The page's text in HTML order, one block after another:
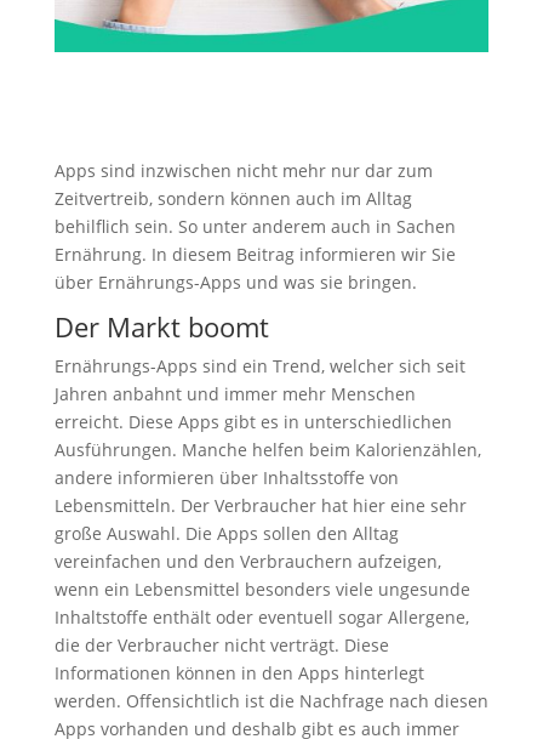
Apps sind inzwischen nicht mehr nur dar zum
Zeitvertreib, sondern können auch im Alltag
behilflich sein. So unter anderem auch in Sachen
Ernährung. In diesem Beitrag informieren wir Sie
über Ernährungs-Apps und was sie bringen.
Der Markt boomt
Ernährungs-Apps sind ein Trend, welcher sich seit
Jahren anbahnt und immer mehr Menschen
erreicht. Diese Apps gibt es in unterschiedlichen
Ausführungen. Manche helfen beim Kalorienzählen,
andere informieren über Inhaltsstoffe von
Lebensmitteln. Der Verbraucher hat hier eine sehr
große Auswahl. Die Apps sollen den Alltag
vereinfachen und den Verbrauchern aufzeigen,
wenn ein Lebensmittel besonders viele ungesunde
Inhaltstoffe enthält oder eventuell sogar Allergene,
die der Verbraucher nicht verträgt. Diese
Informationen können in den Apps hinterlegt
werden. Offensichtlich ist die Nachfrage nach diesen
Apps vorhanden und deshalb gibt es auch immer